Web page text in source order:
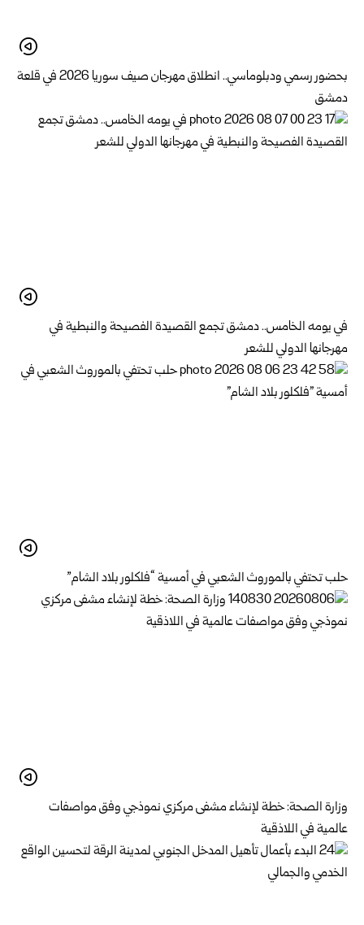
بحضور رسمي ودبلوماسي.. انطلاق مهرجان صيف سوريا 2026 في قلعة
دمشق
في يومه الخامس.. دمشق تجمع القصيدة الفصيحة والنبطية في
مهرجانها الدولي للشعر
حلب تحتفي بالموروث الشعبي في أمسية “فلكلور بلاد الشام”
وزارة الصحة: خطة لإنشاء مشفى مركزي نموذجي وفق مواصفات
عالمية في اللاذقية